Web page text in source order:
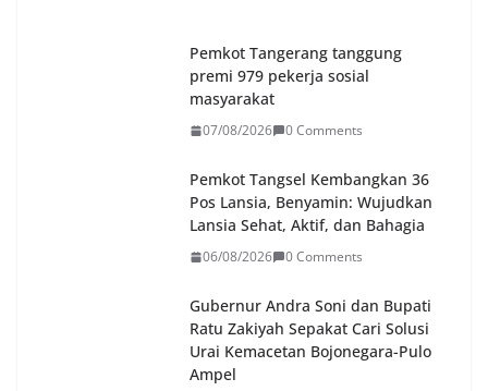
Pemkot Tangerang tanggung
premi 979 pekerja sosial
masyarakat
07/08/2026 0 Comments
Pemkot Tangsel Kembangkan 36
Pos Lansia, Benyamin: Wujudkan
Lansia Sehat, Aktif, dan Bahagia
06/08/2026 0 Comments
Gubernur Andra Soni dan Bupati
Ratu Zakiyah Sepakat Cari Solusi
Urai Kemacetan Bojonegara-Pulo
Ampel